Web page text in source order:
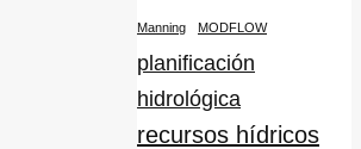
Manning MODFLOW
planificación
hidrológica
recursos hídricos